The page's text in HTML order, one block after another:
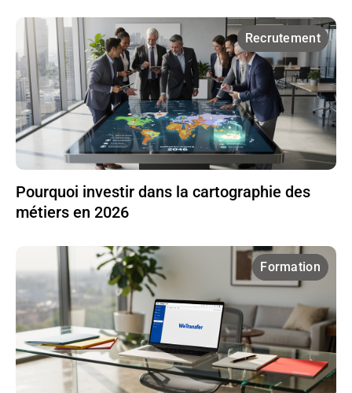
Recrutement
Pourquoi investir dans la cartographie des
métiers en 2026
Formation